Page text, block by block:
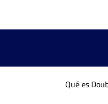
Qué es